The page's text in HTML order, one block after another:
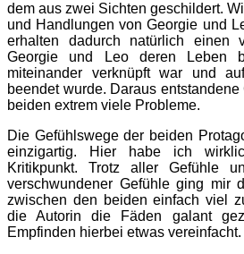
dem aus zwei Sichten geschildert.
und Handlungen von Georgie und
erhalten dadurch natürlich einen
Georgie und Leo deren Leben
miteinander verknüpft war und
beendet wurde. Daraus
beiden extrem viele Probleme.
Die Gefühlswege der beiden
einzigartig. Hier habe ich
Kritikpunkt. Trotz aller Gefühle
verschwundener Gefühle ging mir
zwischen den beiden einfach viel
die Autorin die Fäden galant
Empfinden hierbei etwas vereinfacht.